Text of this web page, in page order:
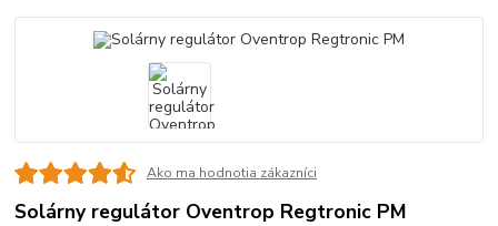
Ako ma hodnotia zákazníci
Solárny regulátor Oventrop Regtronic PM